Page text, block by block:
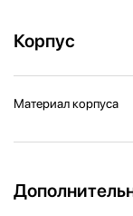
Корпус
Материал корпуса